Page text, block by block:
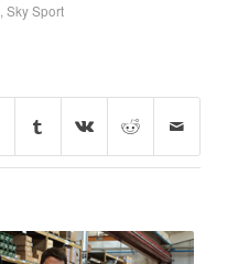
Sky Sport